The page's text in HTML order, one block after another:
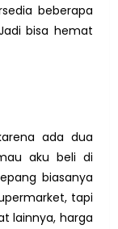
beberapa
bisa hemat
ada dua
aku beli di
biasanya
tapi
lainnya, harga